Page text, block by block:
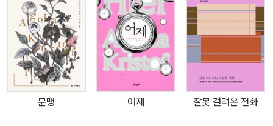
여 더욱 고급스러운 장정과 세련된 표지로 소장 가치를 높였다. 『존재
의 세 가지 거짓말』 3부작에서 작가는 서로 모순되는 현상들과 인물
들을 서로 뒤얽어서 이미지를 조작한다. 이 과정에서 작품은 이름의
철자 순서만이 다른 쌍둥이 형제 루카스(Lucas)와 클라우스(Claus)
의 처절한 운명을 교차시키며 잔혹하고도 아름다운 서사를 직조한다.
사람들의 “진정한 바람”을 이루기 위해 움직이는 쌍둥이의 모습은 그
들이 직면한 악몽과 같은 현실을 노출시키며 인간 존재에 대한 질문
문맹 어제 잘못 걸려온 전화